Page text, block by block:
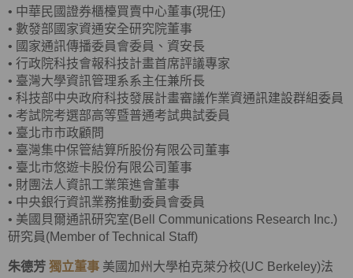
• 中華民國證券櫃檯買賣中心董事(現任)
• 數發部國家資通安全研究院董事
• 國家通訊傳播委員會委員、資安長
• 行政院科技會報科技計畫首席評議專家
• 臺灣大學資訊管理系系主任兼所長
• 科技部中央政府科技發展計畫審議作業資通訊建設群組委員
• 考試院考選部高等暨普通考試典試委員
• 臺北市市政顧問
• 臺灣集中保管結算所股份有限公司董事
• 臺北市悠遊卡股份有限公司董事
• 財團法人資訊工業策進會董事
• 中央銀行資訊業務推動委員會委員
• 美國貝爾通訊研究室(Bell Communications Research Inc.)
研究員(Member of Technical Staff)
朱德芳 獨立董事 美國加州大學柏克萊分校(UC Berkeley)法